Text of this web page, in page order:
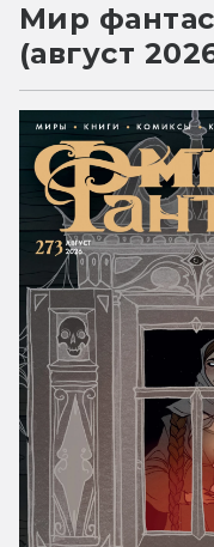
Мир
(август